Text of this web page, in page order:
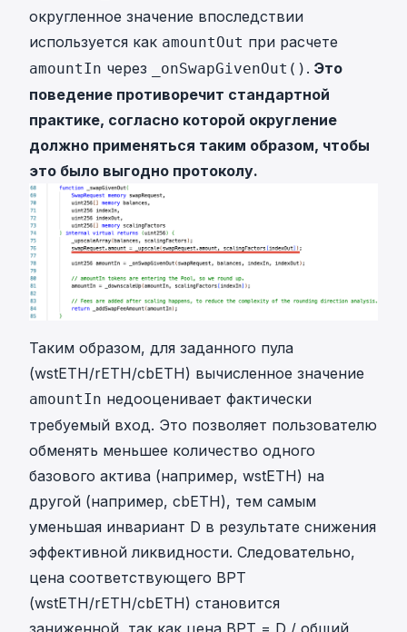
округленное значение впоследствии
используется как amountOut при расчете
amountIn через _onSwapGivenOut() . Это
поведение противоречит стандартной
практике, согласно которой округление
должно применяться таким образом, чтобы
это было выгодно протоколу.
Таким образом, для заданного пула
(wstETH/rETH/cbETH) вычисленное значение
amountIn недооценивает фактически
требуемый вход. Это позволяет пользователю
обменять меньшее количество одного
базового актива (например, wstETH) на
другой (например, cbETH), тем самым
уменьшая инвариант D в результате снижения
эффективной ликвидности. Следовательно,
цена соответствующего BPT
(wstETH/rETH/cbETH) становится